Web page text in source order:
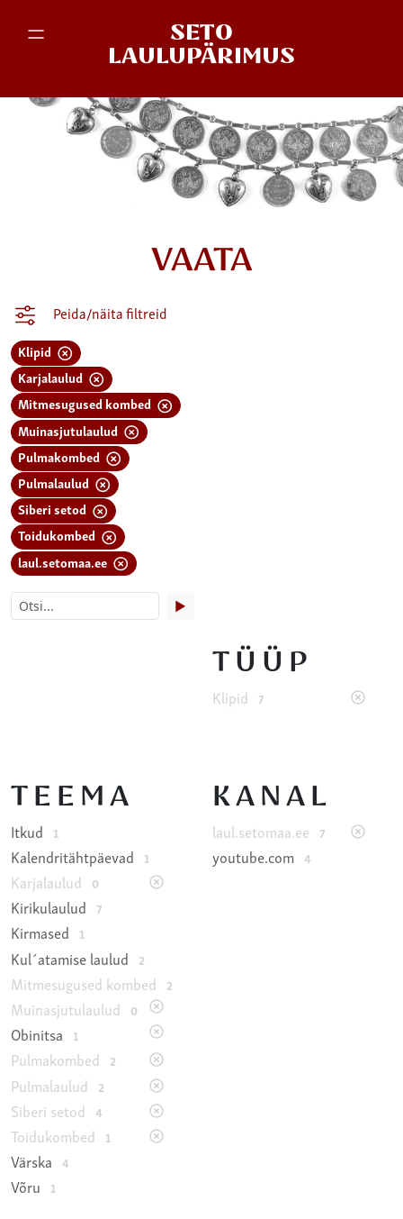
SETO
LAULUPÄRIMUS
VAATA
Peida/näita filtreid
Klipid
Karjalaulud
Mitmesugused kombed
Muinasjutulaulud
Pulmakombed
Pulmalaulud
Siberi setod
Toidukombed
laul.setomaa.ee
▶
TÜÜP
Klipid 7
TEEMA
Itkud 1
Kalendritähtpäevad 1
Karjalaulud 0
Kirikulaulud 7
Kirmased 1
Kul´atamise laulud 2
Mitmesugused kombed 2
Muinasjutulaulud 0
Obinitsa 1
Pulmakombed 2
Pulmalaulud 2
Siberi setod 4
Toidukombed 1
Värska 4
Võru 1
KANAL
laul.setomaa.ee 7
youtube.com 4